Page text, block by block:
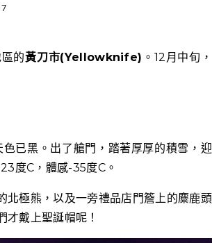
區的黃刀市(Yellowknife) 。12月中旬，
已黑。出了艙門，踏著厚厚的積雪，迎
度C，體感-35度C。
北極熊，以及一旁禮品店門簷上的麋鹿頭
戴上聖誕帽呢！